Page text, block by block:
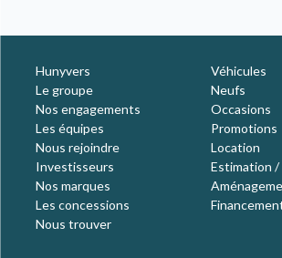
Hunyvers
Le groupe
Nos engagements
Les équipes
Nous rejoindre
Investisseurs
Nos marques
Les concessions
Nous trouver
Véhicules
Neufs
Occasions
Promotions
Location
Estimation /